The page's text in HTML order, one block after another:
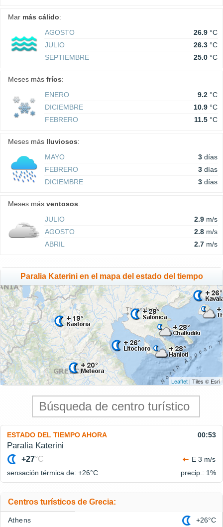
Mar más cálido:
AGOSTO
26.9 °C
JULIO
26.3 °C
SEPTIEMBRE
25.0 °C
Meses más fríos:
ENERO
9.2 °C
DICIEMBRE
10.9 °C
FEBRERO
11.5 °C
Meses más lluviosos:
MAYO
3 días
FEBRERO
3 días
DICIEMBRE
3 días
Meses más ventosos:
JULIO
2.9 m/s
AGOSTO
2.8 m/s
ABRIL
2.7 m/s
Paralia Katerini en el mapa del estado del tiempo
Leaflet | Tiles © Esri
ESTADO DEL TIEMPO AHORA 00:53
Paralia Katerini
+27°C
E 3 m/s
sensación térmica de: +26°C precip.: 1%
Centros turísticos de Grecia:
Athens +26°C